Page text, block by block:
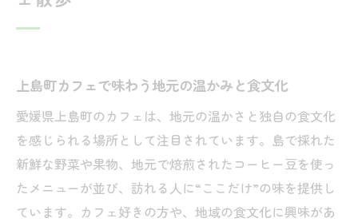
上島町カフェで味わう地元の温かみと食文化
愛媛県上島町のカフェは、地元の温かさと独自の食文化
を感じられる場所として注目されています。島で採れた
新鮮な野菜や果物、地元で焙煎されたコーヒー豆を使っ
たメニューが並び、訪れる人に“ここだけ”の味を提供し
ています。カフェ好きの方や、地域の食文化に興味があ